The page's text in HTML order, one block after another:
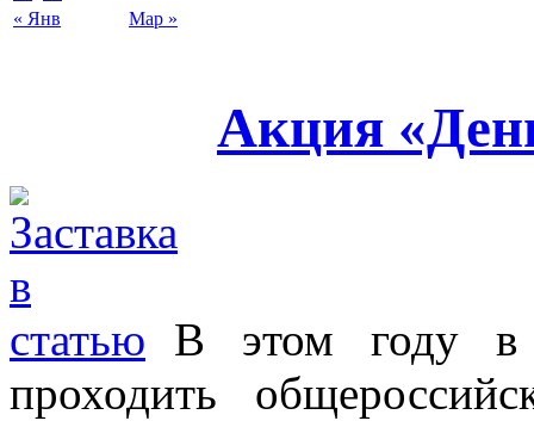
« Янв Мар »
Акция
В этом году в
проходить